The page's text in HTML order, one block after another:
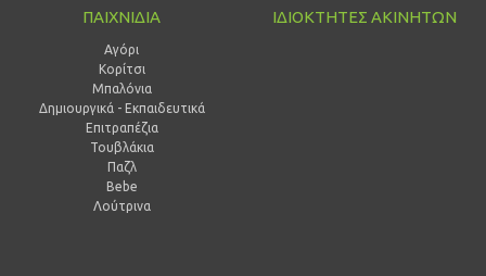
ΠΑΙΧΝΙΔΙΑ
Αγόρι
Κορίτσι
Μπαλόνια
Δημιουργικά - Εκπαιδευτικά
Επιτραπέζια
Τουβλάκια
Παζλ
Bebe
Λούτρινα
ΙΔΙΟΚΤΗΤΕΣ ΑΚΙΝΗΤΩΝ